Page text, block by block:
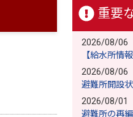
重要
2026/08/06
【給水所情
2026/08/06
避難所開設
2026/08/01
避難所の再